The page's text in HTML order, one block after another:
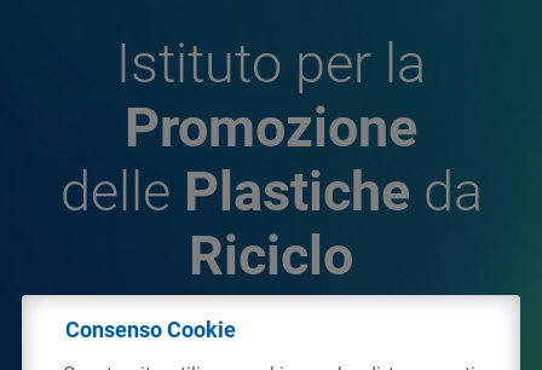
Istituto per la
Promozione
delle Plastiche da
Riciclo
Consenso Cookie